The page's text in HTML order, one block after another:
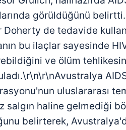
görüldüğünü
Doherty de tedavide
bu ilaçlar sayesinde
ve ölüm
uluslararası
salgın haline gelmediği
belirterek,